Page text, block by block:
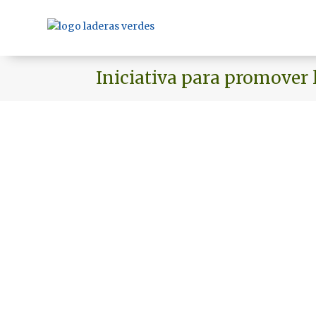
Iniciativa para promover